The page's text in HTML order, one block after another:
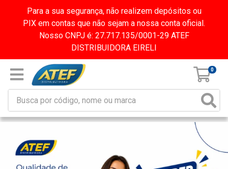
Para a sua segurança, não realizem depósitos ou
PIX em contas que não sejam a nossa conta oficial.
Nosso CNPJ é: 27.717.135/0001-29 ATEF
DISTRIBUIDORA EIRELI
0